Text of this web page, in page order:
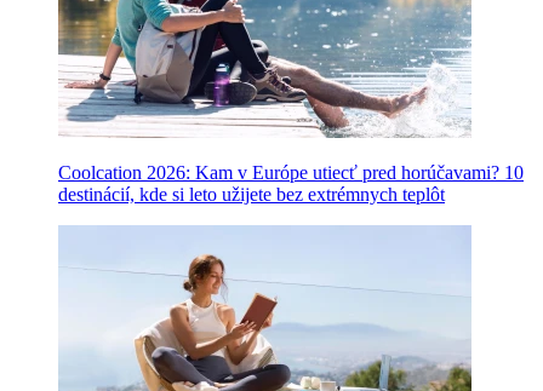
Coolcation 2026: Kam v Európe utiecť pred horúčavami? 10
destinácií, kde si leto užijete bez extrémnych teplôt